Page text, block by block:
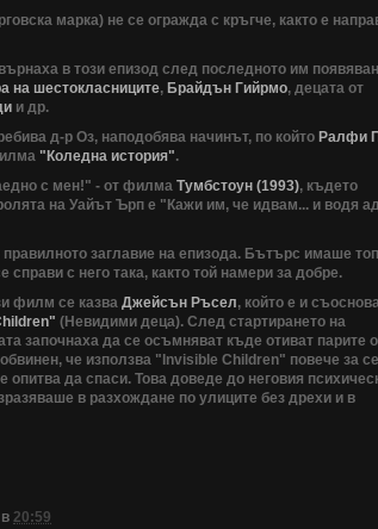
марка) не се огражда с кръгче, както е
в този епизод след последното им
на шестокласниците, Брайдън Гийрмо, децата от
и др.
д-р Оз, наподобява начинът, по който Ралфи
"Коледна история".
с мен!" - от филма Тумбстоун (1993), където
на Уайът Ърп е "Кажи им, че идвам... и водя
заглавие на епизода. Бътърс имаше
справи с него така, както той намери за добре.
филм се казва Джейсън Ръсел, който е и
(Невидими деца). След стартирането на
започнаха да се осъмняват къде отиват парите
че използва "Invisible Children" повече за
опитва да спаси. Това доведе до неговия
в разхождане по улиците без дрехи и в
в 20:59